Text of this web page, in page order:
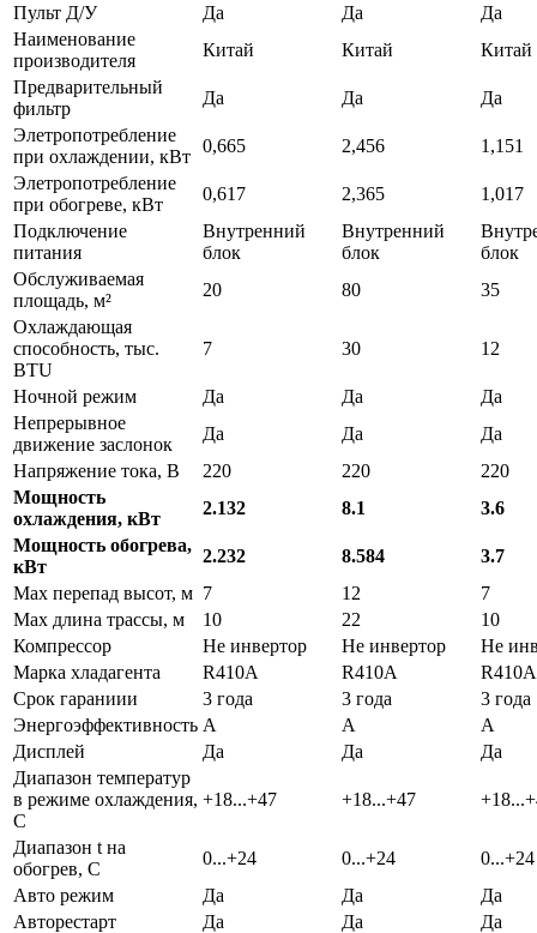
Пульт Д/У
Да Да
Да
Наименование
производителя
Китай Китай
Китай
Предварительный
фильтр
Да Да
Да
Элетропотребление
при охлаждении, кВт
0,665 2,456
1,151
Элетропотребление
при обогреве, кВт
0,617 2,365
1,017
Подключение
питания
Внутренний
блок
Внутренний
блок
блок
Обслуживаемая
площадь, м²
20 80
35
Охлаждающая
способность, тыс.
BTU
7 30 12
Ночной режим Да Да
Да
Непрерывное
движение заслонок
Да Да
Да
Напряжение тока, В
220 220
220
Мощность
охлаждения, кВт
2.132 8.1
3.6
Мощность обогрева,
кВт
2.232 8.584
3.7
Max перепад высот, м 7 12
7
Max длина трассы, м
10 22
10
Компрессор
Не инвертор Не инвертор
Не
Марка хладагента
R410A R410A
R410A
Срок гараниии
3 года 3 года
3 года
Энергоэффективность A A
A
Дисплей
Да Да
Да
Диапазон температур
в режиме охлаждения,
С
+18...+47 +18...+47
Диапазон t на
обогрев, С
0...+24 0...+24
0...+24
Авто режим
Да Да
Да
Авторестарт
Да Да
Да